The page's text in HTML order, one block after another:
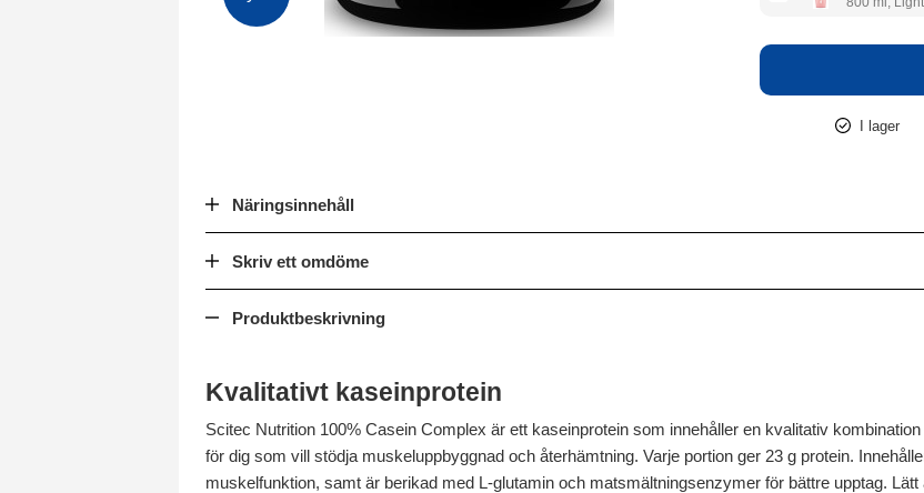
I lager
Näringsinnehåll
Skriv ett omdöme
Produktbeskrivning
Kvalitativt kaseinprotein
Scitec Nutrition 100% Casein Complex är ett kaseinprotein som innehåller en kvalitativ
för dig som vill stödja muskeluppbyggnad och återhämtning. Varje portion ger 23 g protein.
muskelfunktion, samt är berikad med L-glutamin och matsmältningsenzymer för bättre upptag.